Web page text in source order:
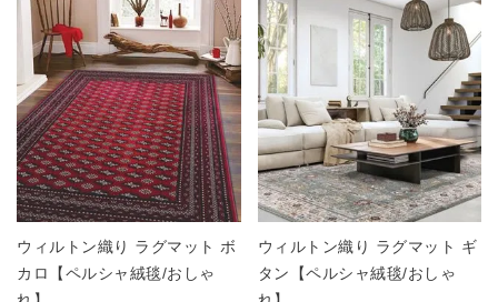
ウィルトン織り ラグマット ボ
カロ【ペルシャ絨毯/おしゃ
ウィルトン織り ラグマット ギ
タン【ペルシャ絨毯/おしゃ